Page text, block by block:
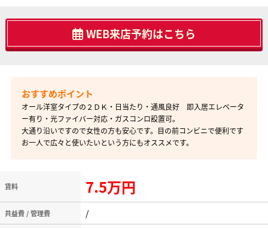
WEB来店予約はこちら
オール洋室タイプの２ＤＫ・日当たり・通風良好 即入居エレベータ
ー有り・光ファイバー対応・ガスコンロ設置可。
大通り沿いですので女性の方も安心です。目の前コンビニで便利です
お一人で広々と使いたいという方にもオススメです。
賃料 7.5万円
共益費 / 管理費 /